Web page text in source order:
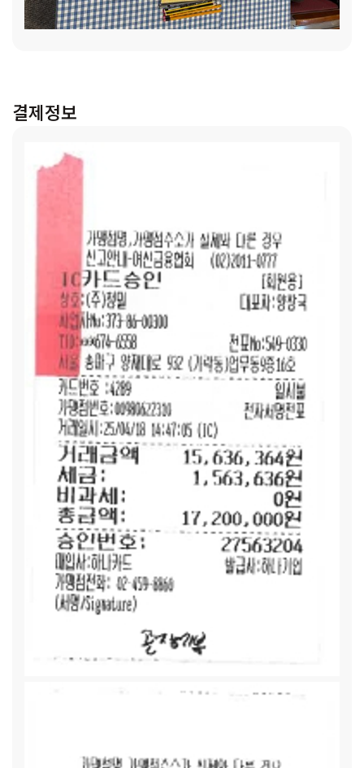
지원 사업에 관심 가져 주시는 후원자님께 감사 인사를 전합니
다. 아이들과 새 학기 시작을 하며 선물을 받는 기쁨과 누군가
사한 마음이 큽니다.
혼자 경제활동을 합니다. 아버지 건강 문제로 매월 병원비 및
약값을 감당하기에도 어려운 상황입니다. 승우(가명)는 어릴
도 승우(가명)가 꿈을 향해 달려갈 수 있는 한 해가 될 수 있도
록 많은 응원 부탁드립니다.[선하(가명) / (저소득가정, 5인
선하네(가명)는 초등학생, 중학생 선하(가명) 포함 5인
가구가 생활하고 있습니다. 넉넉하지 않은 수입으로 3명의 성
장기 아이들을 키우기에는 경제적으로 어려운 상황입니다. 아
이들은 방학 기간이지만 부모님이 경제활동으로 양육이 어려운
상황으로 센터에서 하루 일과를 보내고는 하는데요. 그래서 청
소년기 친구들에게는 무엇이 필요한지 다른 엄마들처럼 챙기기
어려운 상황입니다.[경민(가명) / (기초생활수급 가정, 5인
가구)]:“집안 사정이 좋지 않은 것 이제 저도 알아요. 친구들이
랑 생활하는 게 다르다는 걸 느낀 지 좀 되었거든요. 친구들이
매점 같이 가자고 하거나 학교 끝나고 어디 가자고 해도 저는
잘 안 가요. 친구들 쓰는 만큼 저는 못 내거든요.”[민하(가명)
/ (저소득가정, 5인 가구)]:
민하네 아버지는 개인 화물 운전을
하십니다. 안 그래도 소득이 안정적이 않은데 물가도 너무 올라
가니까 세 아이 양육비, 식비, 공과금에 생활비에 아무리 알뜰
하게 생활한다고 해도 늘 부족한 마음이 듭니다.[희정(가명) /
(저소득·맞벌이 가정, 4인 가구)]:
시장에서 장사를 하는 부모
님은 저녁 늦게야 일을 정리하고 귀가합니다. 희정이는 동생 몫
까지 요리를 담당하는데요, 계란후라이 해 먹고, 라면 끓여 먹
고... 이제 중학생이 되면서 혼자 가스레인지를 사용한다고 하
는데 지켜만 볼 수밖에 없는 부모 마음은 늘 조마조마합니다.
교에 들어가면서 아이가 부쩍 먹는 양이 늘었습니다. 올해 다행
에 없었습니다. 요즘 이자도 너무 높아서 생활비를 감당하기는
결제정보